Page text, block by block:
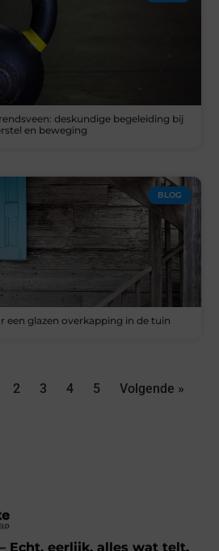
deskundige begeleiding bij
en beweging
BLOG
een glazen overkapping in de tuin
2 3 4 5 Volgende »
Echt, eerlijk, alles wat telt.